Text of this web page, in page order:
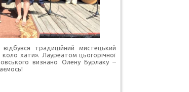
традиційний мистецький
хати». Лауреатом цьогорічної
визнано Олену Бурлаку –